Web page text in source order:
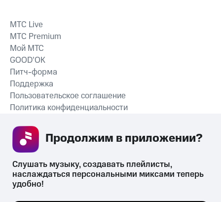
СКАЧАТЬ ПРИЛОЖЕНИЕ
MTС Live
MTС Premium
Мой МТС
GOOD’OK
Питч-форма
Поддержка
Пользовательское соглашение
Политика конфиденциальности
Слушать музыку, создавать плейлисты,
наслаждаться персональными миксами теперь
удобно!